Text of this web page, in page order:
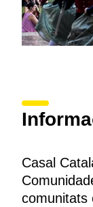
Casal
comunitats